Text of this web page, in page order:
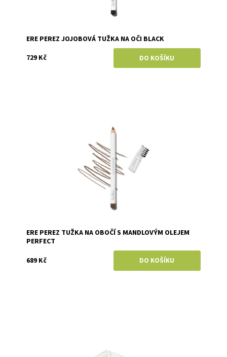
ERE PEREZ JOJOBOVÁ TUŽKA NA OČI BLACK
729 Kč
ERE PEREZ TUŽKA NA OBOČÍ S MANDLOVÝM OLEJEM
PERFECT
689 Kč